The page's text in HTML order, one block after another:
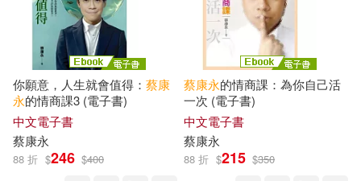
現在可購買商品(24)
作者/演唱/譯/編/繪(41)
價格
範圍
你願意，人生就會值得： 蔡康
永的情商課3 (電子書)
中文電子書
蔡康永
88 折 $246 $400
蔡康永的情商課：為你自己活
一次 (電子書)
中文電子書
蔡康永
88 折 $215 $350